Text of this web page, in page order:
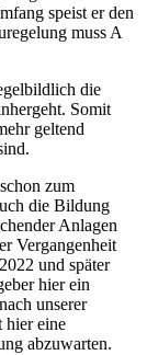
speist er den
muss A
die
Somit
geltend
zum
die Bildung
Anlagen
Vergangenheit
und später
hier ein
unserer
hier eine
abzuwarten.